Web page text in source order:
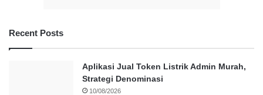
Recent Posts
Aplikasi Jual Token Listrik Admin Murah,
Strategi Denominasi
10/08/2026